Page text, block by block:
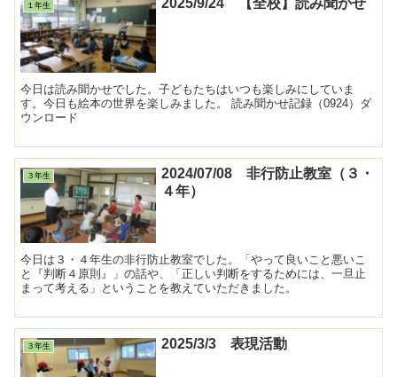
１年生
今日は読み聞かせでした。子どもたちはいつも楽しみにしていま
す。今日も絵本の世界を楽しみました。 読み聞かせ記録（0924）ダ
ウンロード
３年生
2024/07/08 非行防止教室（３・
４年）
今日は３・４年生の非行防止教室でした。「やって良いこと悪いこ
と『判断４原則』」の話や、「正しい判断をするためには、一旦止
まって考える」ということを教えていただきました。
３年生 2025/3/3 表現活動